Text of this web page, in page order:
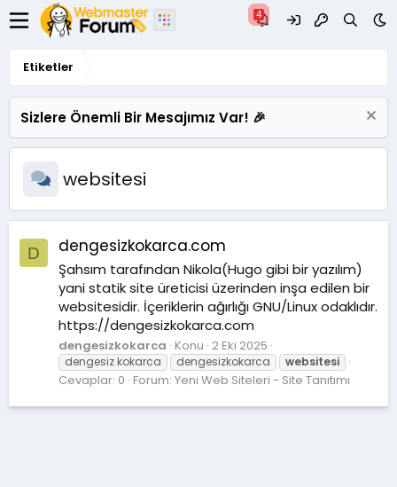
Etiketler
Sizlere Önemli Bir Mesajımız Var! 🎉
websitesi
D dengesizkokarca.com
Şahsım tarafından Nikola(Hugo gibi bir yazılım)
yani statik site üreticisi üzerinden inşa edilen bir
websitesidir. İçeriklerin ağırlığı GNU/Linux odaklıdır.
https://dengesizkokarca.com
dengesizkokarca Konu 2 Eki 2025
dengesiz kokarca dengesizkokarca websitesi
Cevaplar: 0 Forum: Yeni Web Siteleri - Site Tanıtımı